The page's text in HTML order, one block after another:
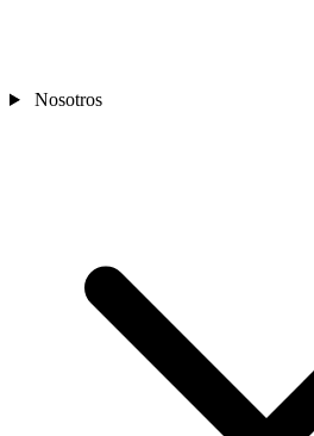
Nosotros